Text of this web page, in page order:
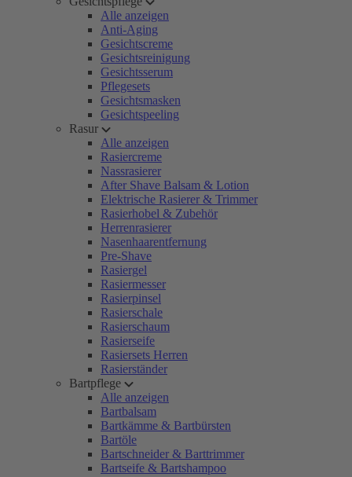
Alle anzeigen
Anti-Aging
Gesichtscreme
Gesichtsreinigung
Gesichtsserum
Pflegesets
Gesichtsmasken
Gesichtspeeling
Rasur
Alle anzeigen
Rasiercreme
Nassrasierer
After Shave Balsam & Lotion
Elektrische Rasierer & Trimmer
Rasierhobel & Zubehör
Herrenrasierer
Nasenhaarentfernung
Pre-Shave
Rasiergel
Rasiermesser
Rasierpinsel
Rasierschale
Rasierschaum
Rasierseife
Rasiersets Herren
Rasierständer
Bartpflege
Alle anzeigen
Bartbalsam
Bartkämme & Bartbürsten
Bartöle
Bartschneider & Barttrimmer
Bartseife & Bartshampoo